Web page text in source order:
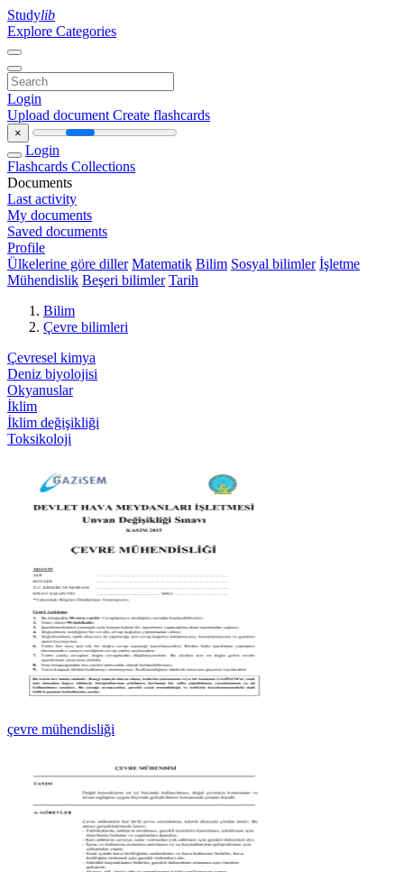
Studylib
Explore Categories
Login
Upload document Create flashcards
×
Login
Flashcards Collections
Documents
Last activity
My documents
Saved documents
Profile
Ülkelerine göre diller Matematik Bilim Sosyal bilimler İşletme
Mühendislik Beşeri bilimler Tarih
Bilim
Çevre bilimleri
Çevresel kimya
Deniz biyolojisi
Okyanuslar
İklim
İklim değişikliği
Toksikoloji
çevre mühendisliği